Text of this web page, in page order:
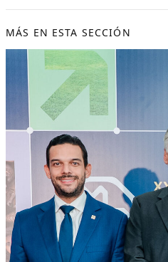
MÁS EN ESTA SECCIÓN